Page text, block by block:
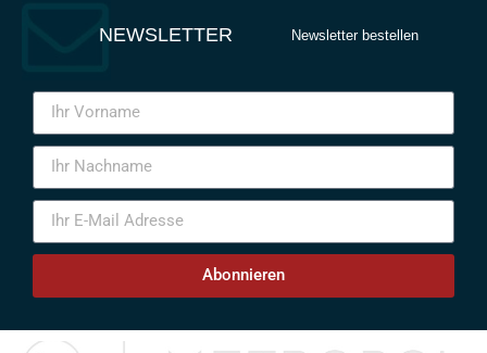
NEWSLETTER Newsletter bestellen
Abonnieren